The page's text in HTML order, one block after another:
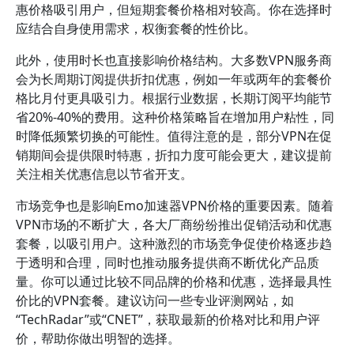
惠价格吸引用户，但短期套餐价格相对较高。你在选择时
应结合自身使用需求，权衡套餐的性价比。
此外，使用时长也直接影响价格结构。大多数VPN服务商
会为长周期订阅提供折扣优惠，例如一年或两年的套餐价
格比月付更具吸引力。根据行业数据，长期订阅平均能节
省20%-40%的费用。这种价格策略旨在增加用户粘性，同
时降低频繁切换的可能性。值得注意的是，部分VPN在促
销期间会提供限时特惠，折扣力度可能会更大，建议提前
关注相关优惠信息以节省开支。
市场竞争也是影响Emo加速器VPN价格的重要因素。随着
VPN市场的不断扩大，各大厂商纷纷推出促销活动和优惠
套餐，以吸引用户。这种激烈的市场竞争促使价格逐步趋
于透明和合理，同时也推动服务提供商不断优化产品质
量。你可以通过比较不同品牌的价格和优惠，选择最具性
价比的VPN套餐。建议访问一些专业评测网站，如
“TechRadar”或“CNET”，获取最新的价格对比和用户评
价，帮助你做出明智的选择。